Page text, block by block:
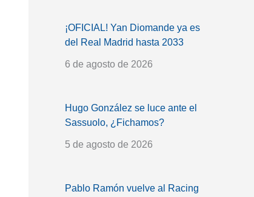
¡OFICIAL! Yan Diomande ya es
del Real Madrid hasta 2033
6 de agosto de 2026
Hugo González se luce ante el
Sassuolo, ¿Fichamos?
5 de agosto de 2026
Pablo Ramón vuelve al Racing